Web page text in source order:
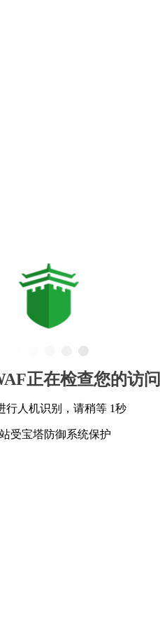
正在检查您的访问
行人机识别，请稍等 1秒
受宝塔防御系统保护